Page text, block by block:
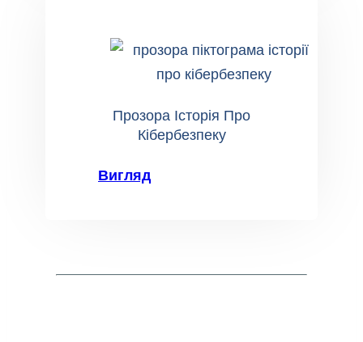
Прозора Історія Про
Кібербезпеку
Вигляд